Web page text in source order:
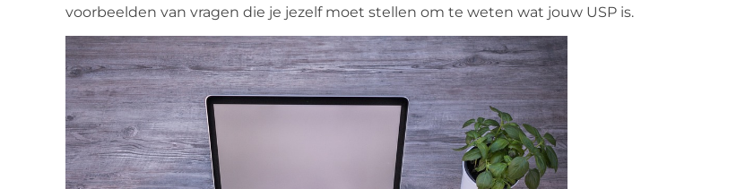
voorbeelden van vragen die je jezelf moet stellen om te weten wat jouw USP is.